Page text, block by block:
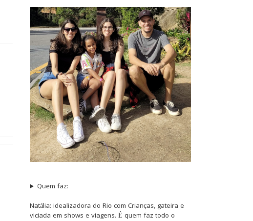
Quem faz:
Natália: idealizadora do Rio com Crianças, gateira e
viciada em shows e viagens. É quem faz todo o